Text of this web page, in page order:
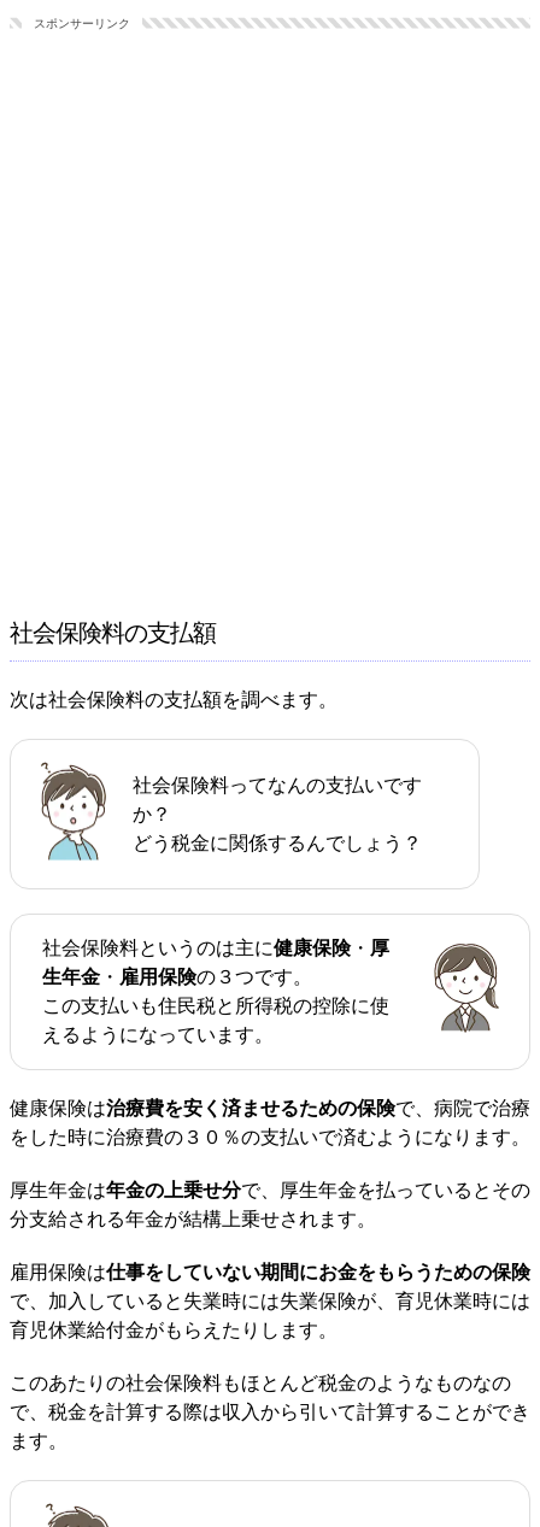
スポンサーリンク
社会保険料の支払額
次は社会保険料の支払額を調べます。
社会保険料ってなんの支払いです
か？
どう税金に関係するんでしょう？
社会保険料というのは主に健康保険・ 厚
生年金 ・ 雇用保険の３つです。
この支払いも住民税と所得税の控除に使
えるようになっています。
健康保険は治療費を安く済ませるための保険で、病院で治療
をした時に治療費の３０％の支払いで済むようになります。
厚生年金は年金の上乗せ分で、厚生年金を払っているとその
分支給される年金が結構上乗せされます。
雇用保険は仕事をしていない期間にお金をもらうための保険
で、加入していると失業時には失業保険が、育児休業時には
育児休業給付金がもらえたりします。
このあたりの社会保険料もほとんど税金のようなものなの
で、税金を計算する際は収入から引いて計算することができ
ます。